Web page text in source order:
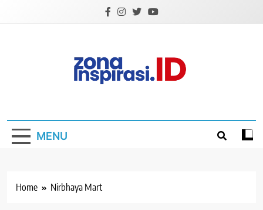
MENU
Home Nirbhaya Mart